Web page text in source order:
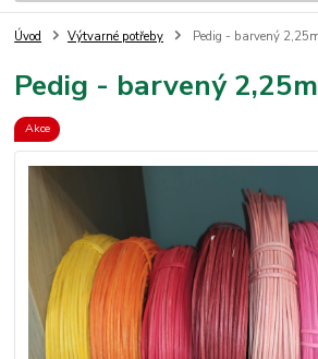
Úvod Výtvarné potřeby Pedig - barvený
Pedig - barvený
Akce